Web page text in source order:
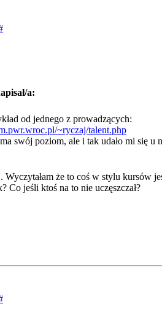
a:
od jednego z prowadzących:
~ryczaj/talent.php
swój poziom, ale i tak udało mi się u
Wyczytałam że to coś w stylu kursów
Co jeśli ktoś na to nie uczęszczał?